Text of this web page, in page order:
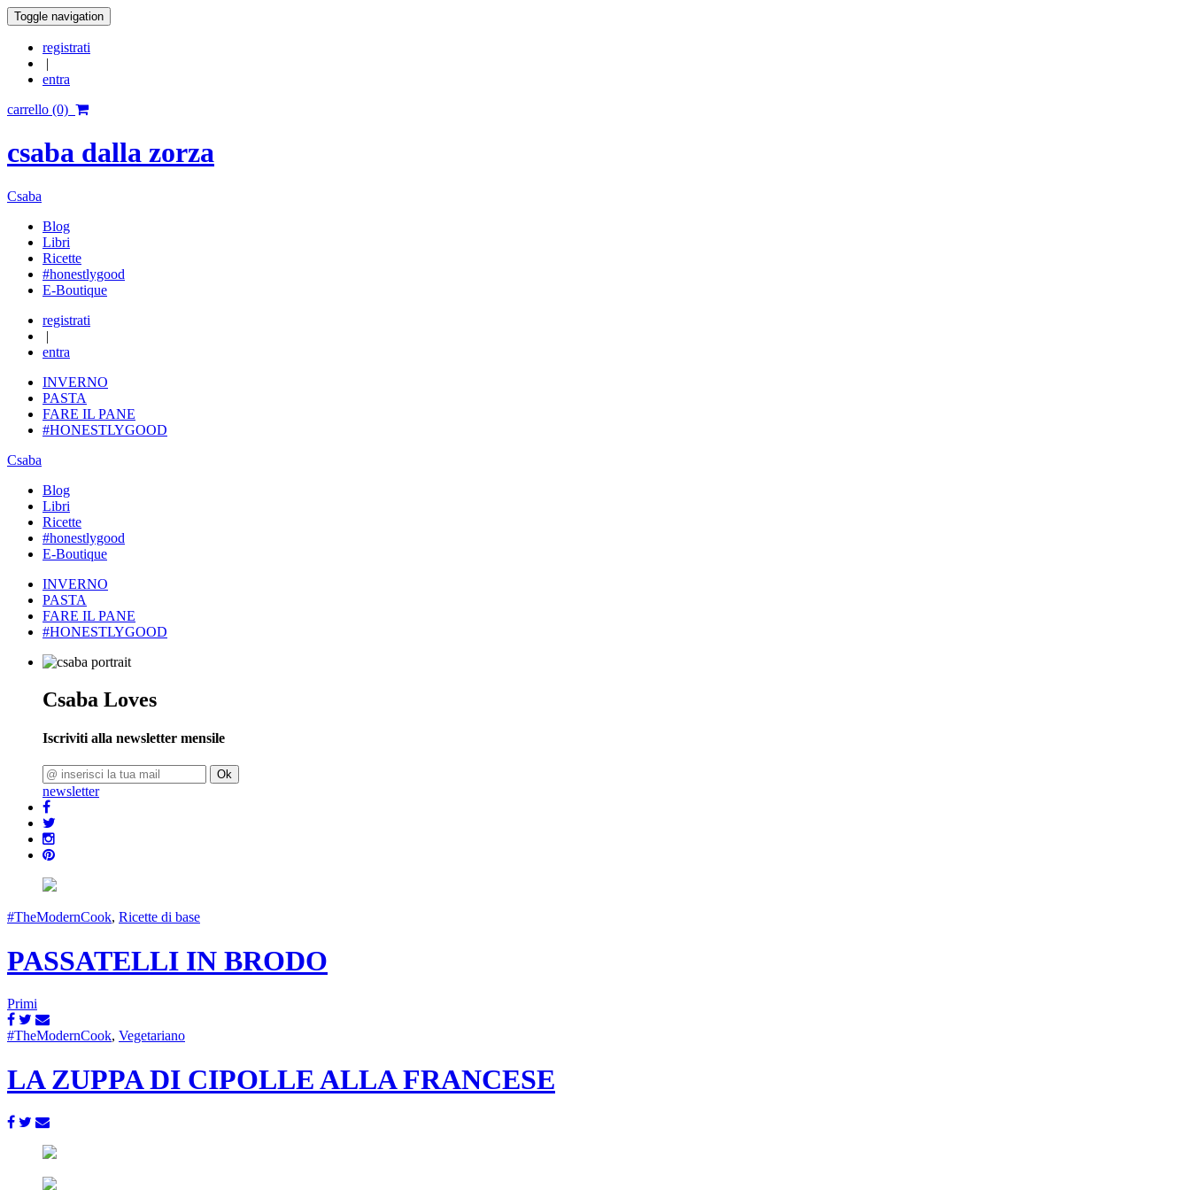
Toggle navigation
registrati
|
entra
carrello (0)
csaba dalla zorza
Csaba
Blog
Libri
Ricette
#honestlygood
E-Boutique
registrati
|
entra
INVERNO
PASTA
FARE IL PANE
#HONESTLYGOOD
Csaba
Blog
Libri
Ricette
#honestlygood
E-Boutique
INVERNO
PASTA
FARE IL PANE
#HONESTLYGOOD
Csaba Loves
Iscriviti alla newsletter mensile
Ok
newsletter
#TheModernCook, Ricette di base
PASSATELLI IN BRODO
Primi
#TheModernCook, Vegetariano
LA ZUPPA DI CIPOLLE ALLA FRANCESE